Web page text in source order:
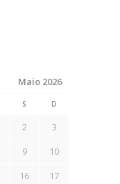
Maio 2026
S D
2
3
9
10
16
17